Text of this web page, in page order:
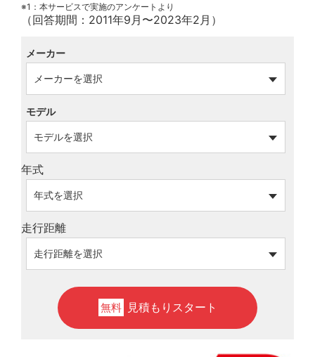
※1：本サービスで実施のアンケートより
（回答期間：2011年9月〜2023年2月）
メーカー
モデル
年式
走行距離
無料 見積もりスタート